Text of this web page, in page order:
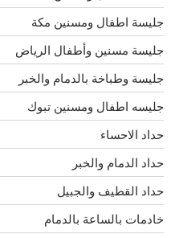
جليسة اطفال ومسنين مكة
جليسة مسنين وأطفال الرياض
جليسة وطباخة بالدمام والخبر
جليسه اطفال ومسنين تبوك
حداد الاحساء
حداد الدمام والخبر
حداد القطيف والجبيل
خادمات بالساعة بالدمام